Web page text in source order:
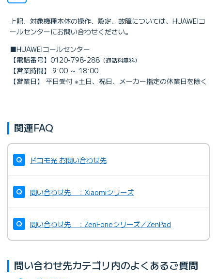
上記、対象機種本体の操作、設定、故障については、HUAWEIコ
ールセンターにお問い合わせください。
■HUAWEIコールセンター
【電話番号】0120-798-288 （通話料無料）
【営業時間】 9:00 ～ 18:00
【営業日】 平日受付 ※土日、祝日、メーカー指定の休業日を除く
関連FAQ
ドコモ光 お問い合わせ先
問い合わせ先 ：Xiaomiシリーズ
問い合わせ先 ：ZenFoneシリーズ／ZenPad
問い合わせ先カテゴリ内のよくあるご質問